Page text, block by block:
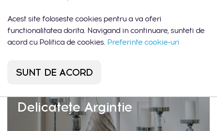
Briză Marină
Delicatețe Argintie
Acest site foloseste cookies pentru a va oferi
functionalitatea dorita. Navigand in continuare, sunteti de
acord cu Politica de cookies. Preferinte cookie-uri
SUNT DE ACORD